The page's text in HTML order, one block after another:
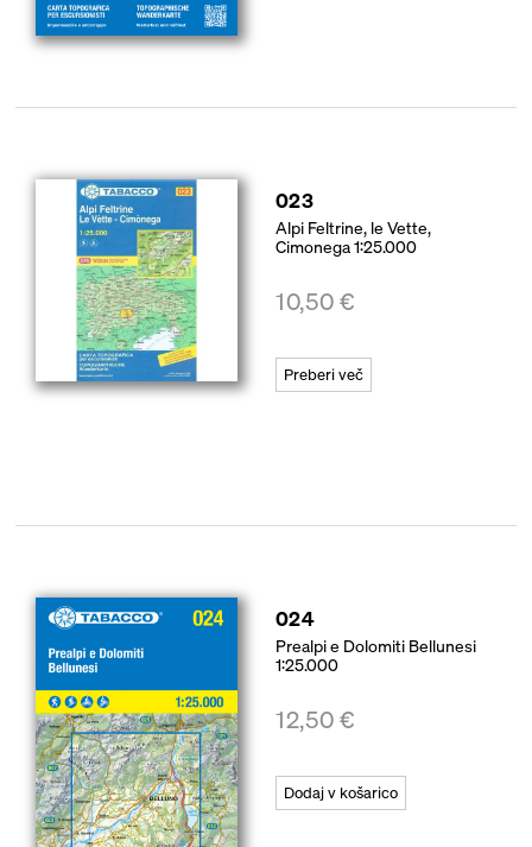
023
Alpi Feltrine, le Vette,
Cimonega 1:25.000
10,50€
Preberi več
024
Prealpi e Dolomiti Bellunesi
1:25.000
12,50€
Dodaj v košarico